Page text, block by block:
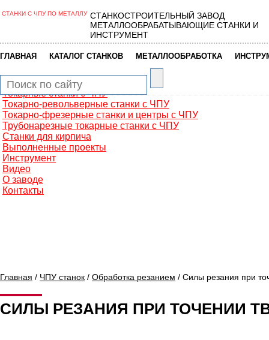
Главная
Фрезерные обрабатывающие центры
Сверлильно-фрезерные станки
Промышленные роботы манипуляторы
Токарные автоматы с ЧПУ
Токарные станки с ЧПУ
Токарно-револьверные станки с ЧПУ
Токарно-фрезерные станки и центры с ЧПУ
Трубонарезные токарные станки с ЧПУ
Станки для кирпича
Выполненные проекты
Инструмент
Видео
О заводе
Контакты
СТАНКИ С ЧПУ ПО МЕТАЛЛУ СТАНКОСТРОИТЕЛЬНЫЙ ЗАВОД
МЕТАЛЛООБРАБАТЫВАЮЩИЕ СТАНКИ И
ИНСТРУМЕНТ
ГЛАВНАЯ КАТАЛОГ СТАНКОВ МЕТАЛЛООБРАБОТКА
Главная / ЧПУ станок / Обработка резанием / Силы резания при
СИЛЫ РЕЗАНИЯ ПРИ ТОЧЕНИИ